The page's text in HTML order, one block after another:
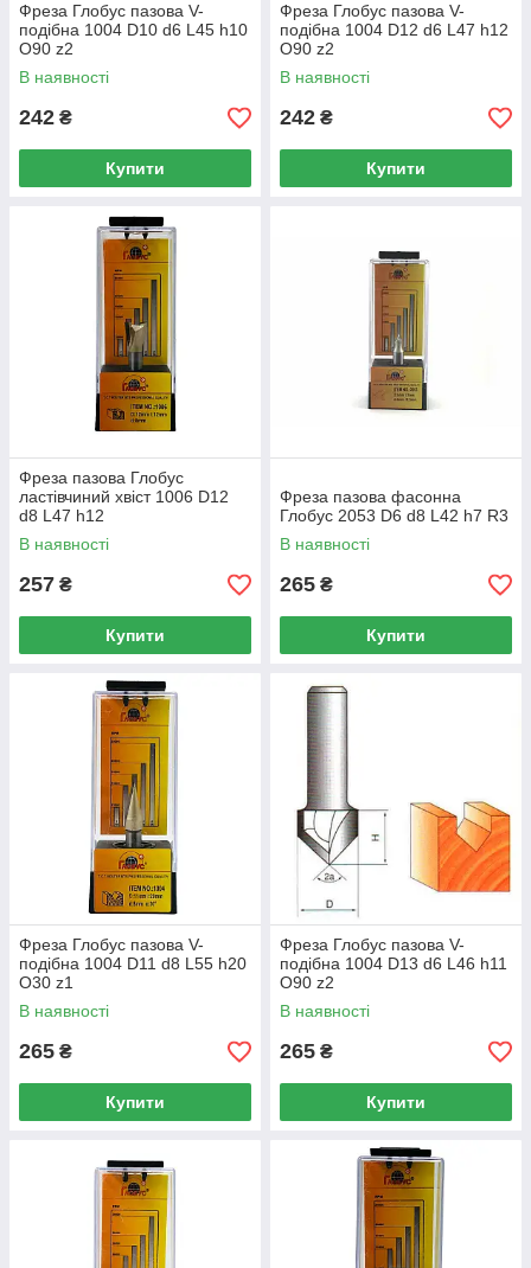
Фреза Глобус пазова V-
подібна 1004 D10 d6 L45 h10
O90 z2
В наявності
242 ₴
Купити
Фреза Глобус пазова V-
подібна 1004 D12 d6 L47 h12
O90 z2
В наявності
242 ₴
Купити
Фреза пазова Глобус
ластівчиний хвіст 1006 D12
d8 L47 h12
В наявності
257 ₴
Купити
Фреза пазова фасонна
Глобус 2053 D6 d8 L42 h7 R3
В наявності
265 ₴
Купити
Фреза Глобус пазова V-
подібна 1004 D11 d8 L55 h20
O30 z1
В наявності
265 ₴
Купити
Фреза Глобус пазова V-
подібна 1004 D13 d6 L46 h11
O90 z2
В наявності
265 ₴
Купити